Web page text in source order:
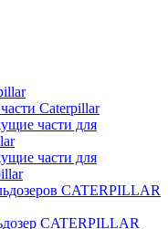
Caterpillar
части для
части для
CATERPILLAR
CATERPILLAR